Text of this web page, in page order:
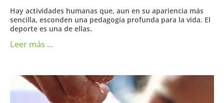
Hay actividades humanas que, aun en su apariencia más
sencilla, esconden una pedagogía profunda para la vida. El
deporte es una de ellas.
Leer más ...